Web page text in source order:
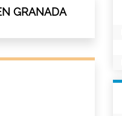
GRANADA